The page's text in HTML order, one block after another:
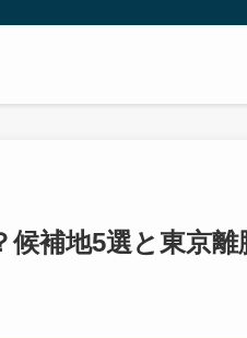
補地5選と東京離